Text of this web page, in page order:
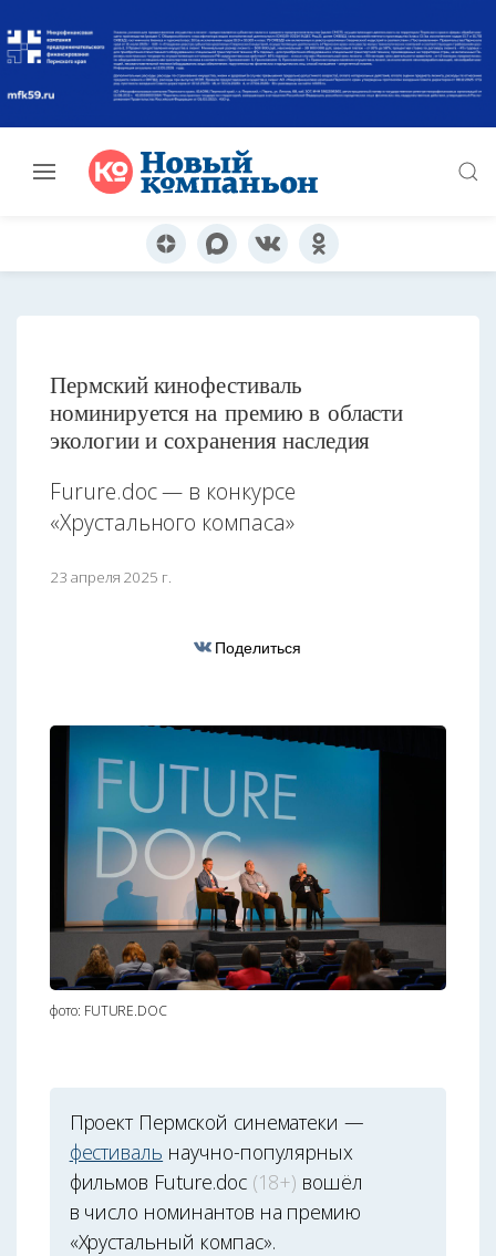
Пермский кинофестиваль
номинируется на премию в области
экологии и сохранения наследия
Furure.doc — в конкурсе
«Хрустального компаса»
23 апреля 2025 г.
Поделиться
фото: FUTURE.DOC
Проект Пермской синематеки —
фестиваль научно-популярных
фильмов Future.doc (18+) вошёл
в число номинантов на премию
«Хрустальный компас».